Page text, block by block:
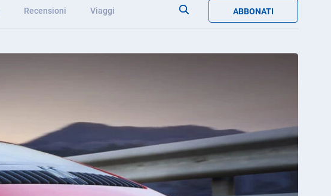
Recensioni Viaggi ABBONATI